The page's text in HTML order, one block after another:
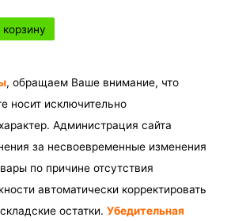
корзину
, обращаем Ваше внимание, что
носит исключительно
Администрация сайта
за несвоевременные изменения
по причине отсутствия
автоматически корректировать
остатки. Убедительная